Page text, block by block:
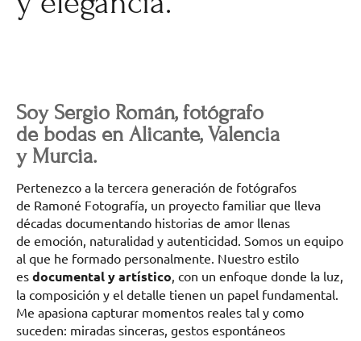
Soy Sergio Román, fotógrafo
de bodas en Alicante, Valencia
y Murcia.
Pertenezco a la tercera generación de fotógrafos
de Ramoné Fotografía, un proyecto familiar que lleva
décadas documentando historias de amor llenas
de emoción, naturalidad y autenticidad. Somos un equipo
al que he formado personalmente. Nuestro estilo
es documental y artístico , con un enfoque donde la luz,
la composición y el detalle tienen un papel fundamental.
Me apasiona capturar momentos reales tal y como
suceden: miradas sinceras, gestos espontáneos